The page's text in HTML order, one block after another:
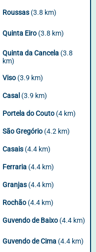
Roussas (3.8 km)
Quinta Eiro (3.8 km)
Quinta da Cancela (3.8
km)
Viso (3.9 km)
Casal (3.9 km)
Portela do Couto (4 km)
São Gregório (4.2 km)
Casais (4.4 km)
Ferraria (4.4 km)
Granjas (4.4 km)
Rochão (4.4 km)
Guvendo de Baixo (4.4 km)
Guvendo de Cima (4.4 km)